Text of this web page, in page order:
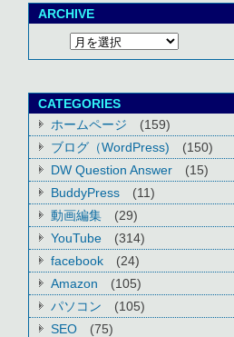
ARCHIVE
CATEGORIES
ホームページ
(159)
ブログ（WordPress)
(150)
DW Question Answer
(15)
BuddyPress
(11)
動画編集
(29)
YouTube
(314)
facebook
(24)
Amazon
(105)
パソコン
(105)
SEO
(75)